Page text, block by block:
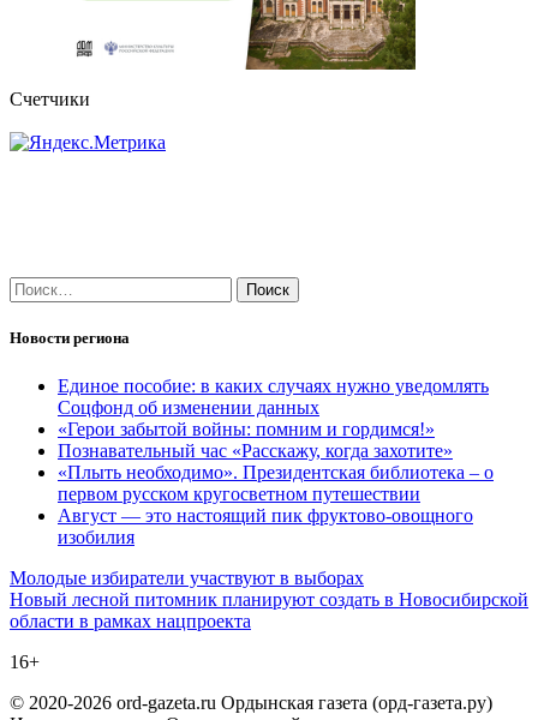
Счетчики
Найти:
Новости региона
Единое пособие: в каких случаях нужно уведомлять
Соцфонд об изменении данных
«Герои забытой войны: помним и гордимся!»
Познавательный час «Расскажу, когда захотите»
«Плыть необходимо». Президентская библиотека – о
первом русском кругосветном путешествии
Август — это настоящий пик фруктово-овощного
изобилия
Навигация
по
Молодые избиратели участвуют в выборах
Новый лесной питомник планируют создать в Новосибирской
области в рамках нацпроекта
16+
© 2020-2026 ord-gazeta.ru Ордынская газета (орд-газета.ру)